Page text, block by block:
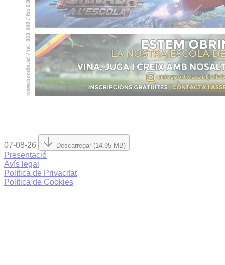
07-08-26 Descarregar (14.95 MB)
Presentació
Avís legal
Política de Privacitat
Política de Cookies